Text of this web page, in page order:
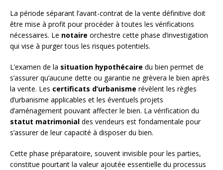
La période séparant l’avant-contrat de la vente définitive doit
être mise à profit pour procéder à toutes les vérifications
nécessaires. Le notaire orchestre cette phase d’investigation
qui vise à purger tous les risques potentiels.
L’examen de la situation hypothécaire du bien permet de
s’assurer qu’aucune dette ou garantie ne grèvera le bien après
la vente. Les certificats d’urbanisme révèlent les règles
d’urbanisme applicables et les éventuels projets
d’aménagement pouvant affecter le bien. La vérification du
statut matrimonial des vendeurs est fondamentale pour
s’assurer de leur capacité à disposer du bien.
Cette phase préparatoire, souvent invisible pour les parties,
constitue pourtant la valeur ajoutée essentielle du processus